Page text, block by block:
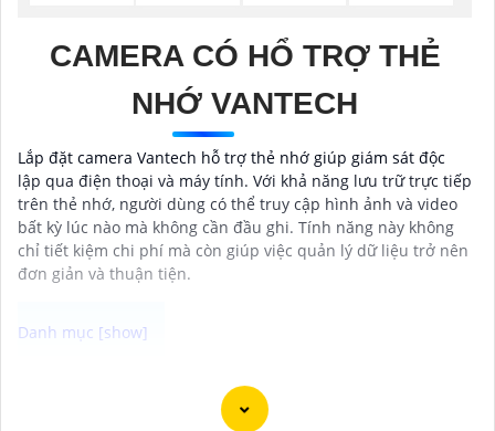
CAMERA CÓ HỔ TRỢ THẺ
NHỚ VANTECH
Lắp đặt camera Vantech hỗ trợ thẻ nhớ giúp giám sát độc
lập qua điện thoại và máy tính. Với khả năng lưu trữ trực tiếp
trên thẻ nhớ, người dùng có thể truy cập hình ảnh và video
bất kỳ lúc nào mà không cần đầu ghi. Tính năng này không
chỉ tiết kiệm chi phí mà còn giúp việc quản lý dữ liệu trở nên
đơn giản và thuận tiện.
Camera Super Adapt là lựa chọn tốt cho việc giám sát
bảo vệ an ninh tại nơi có môi trường ánh sáng thay